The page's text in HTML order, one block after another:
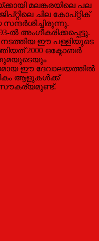
മലങ്കരയിലെ പല
ചില കോപ്റ്റിക്
ൽ അംഗീകരിക്കപ്പെട്ടു.
നടത്തിയ ഈ പള്ളിയുടെ
2000 ഒക്ടോബർ
ഈ ദേവാലയത്തിൽ
ആളുകൾക്ക്